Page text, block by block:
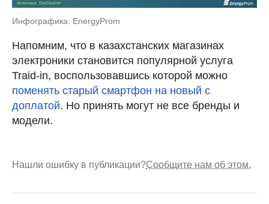
Инфографика: EnergyProm
Напомним, что в казахстанских магазинах
электроники становится популярной услуга
Traid-in, воспользовавшись которой можно
поменять старый смартфон на новый с
доплатой. Но принять могут не все бренды и
модели.
Нашли ошибку в публикации?Сообщите нам об этом.